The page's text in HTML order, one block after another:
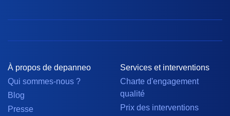
À propos de depanneo
Qui sommes-nous ?
Blog
Presse
Services et interventions
Charte d'engagement
qualité
Prix des interventions